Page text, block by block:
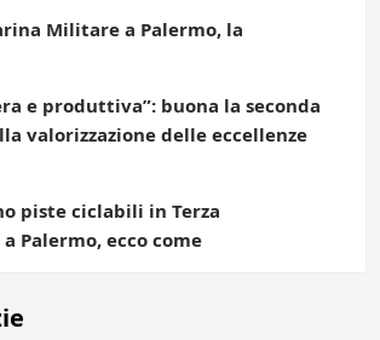
Militare a Palermo, la
e produttiva”: buona la seconda
valorizzazione delle eccellenze
piste ciclabili in Terza
Palermo, ecco come